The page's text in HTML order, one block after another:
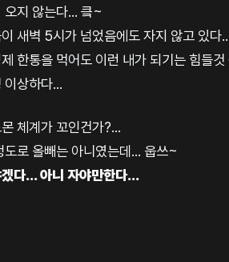
오지 않는다... 킄~
새벽 5시가 넘었음에도 자지 않고 있다
한통을 먹어도 이런 내가 되기는 힘들것
이상하다...
체계가 꼬인건가?...
도로 올빼는 아니였는데... 웁쓰~
다... 아니 자야만한다...